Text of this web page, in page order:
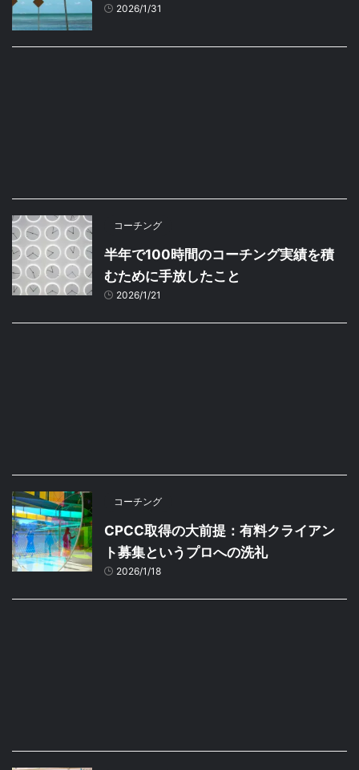
2026/1/31
コーチング
半年で100時間のコーチング実績を積
むために手放したこと
2026/1/21
コーチング
CPCC取得の大前提：有料クライアン
ト募集というプロへの洗礼
2026/1/18